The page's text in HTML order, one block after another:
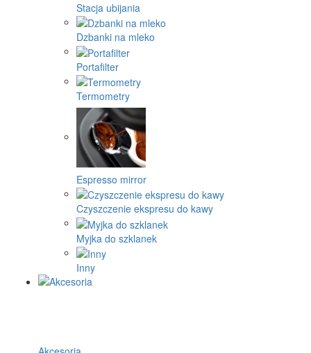
Stacja ubijania
Dzbanki na mleko
Portafilter
Termometry
Espresso mirror
Czyszczenie ekspresu do kawy
Myjka do szklanek
Inny